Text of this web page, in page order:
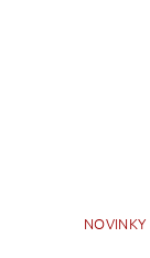
NOVINKY